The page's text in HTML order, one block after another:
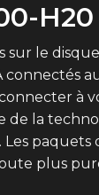
sur le
connectés
à
de la
paquets
plus